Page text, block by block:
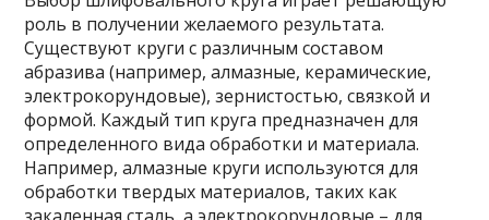
роль в получении желаемого результата.
Существуют круги с различным составом
абразива (например, алмазные, керамические,
электрокорундовые), зернистостью, связкой и
формой. Каждый тип круга предназначен для
определенного вида обработки и материала.
Например, алмазные круги используются для
обработки твердых материалов, таких как